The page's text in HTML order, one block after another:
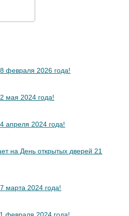
февраля 2026 года!
мая 2024 года!
апреля 2024 года!
на День открытых дверей 21
марта 2024 года!